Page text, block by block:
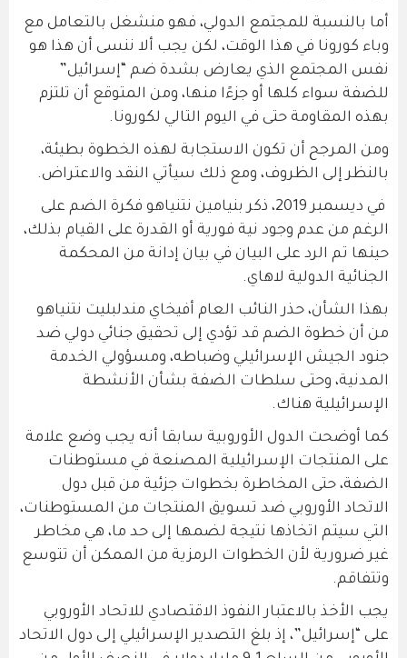
أما بالنسبة للمجتمع الدولي، فهو منشغل بالتعامل مع
وباء كورونا في هذا الوقت، لكن يجب ألا ننسى أن هذا هو
نفس المجتمع الذي يعارض بشدة ضم “إسرائيل”
للضفة سواء كلها أو جزءًا منها، ومن المتوقع أن تلتزم
بهذه المقاومة حتى في اليوم التالي لكورونا.
ومن المرجح أن تكون الاستجابة لهذه الخطوة بطيئة،
بالنظر إلى الظروف، ومع ذلك سيأتي النقد والاعتراض.
في ديسمبر 2019، ذكر بنيامين نتنياهو فكرة الضم على
الرغم من عدم وجود نية فورية أو القدرة على القيام بذلك،
حينها تم الرد على البيان في بيان إدانة من المحكمة
الجنائية الدولية لاهاي.
بهذا الشأن، حذر النائب العام أفيخاي مندلبليت نتنياهو
من أن خطوة الضم قد تؤدي إلى تحقيق جنائي دولي ضد
جنود الجيش الإسرائيلي وضباطه، ومسؤولي الخدمة
المدنية، وحتى سلطات الضفة بشأن الأنشطة
الإسرائيلية هناك.
كما أوضحت الدول الأوروبية سابقا أنه يجب وضع علامة
على المنتجات الإسرائيلية المصنعة في مستوطنات
الضفة، حتى المخاطرة بخطوات جزئية من قبل دول
الاتحاد الأوروبي ضد تسويق المنتجات من المستوطنات،
التي سيتم اتخاذها نتيجة لضمها إلى حد ما، هي مخاطر
غير ضرورية لأن الخطوات الرمزية من الممكن أن تتوسع
وتتفاقم.
يجب الأخذ بالاعتبار النفوذ الاقتصادي للاتحاد الأوروبي
على “إسرائيل”، إذ بلغ التصدير الإسرائيلي إلى دول الاتحاد